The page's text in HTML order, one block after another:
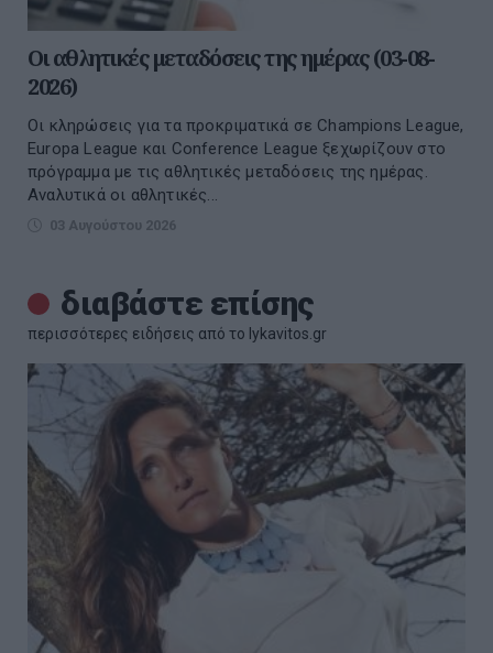
Οι αθλητικές μεταδόσεις της ημέρας (03-08-
2026)
Οι κληρώσεις για τα προκριματικά σε Champions League,
Europa League και Conference League ξεχωρίζουν στο
πρόγραμμα με τις αθλητικές μεταδόσεις της ημέρας.
Αναλυτικά οι αθλητικές...
03 Αυγούστου 2026
διαβάστε επίσης
περισσότερες ειδήσεις από το lykavitos.gr